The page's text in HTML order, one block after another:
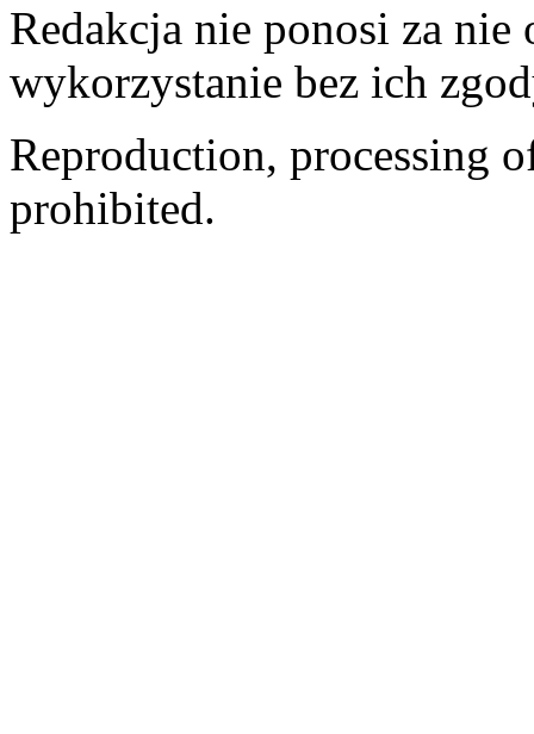
Redakcja nie ponosi za
wykorzystanie bez ich
Reproduction, processing
prohibited.